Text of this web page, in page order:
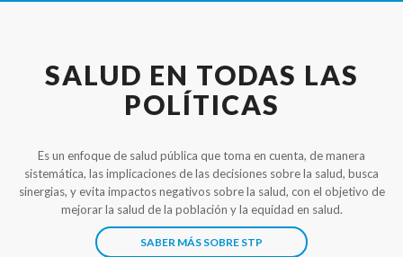
SALUD EN TODAS LAS
POLÍTICAS
Es un enfoque de salud pública que toma en cuenta, de manera
sistemática, las implicaciones de las decisiones sobre la salud, busca
sinergias, y evita impactos negativos sobre la salud, con el objetivo de
mejorar la salud de la población y la equidad en salud.
SABER MÁS SOBRE STP